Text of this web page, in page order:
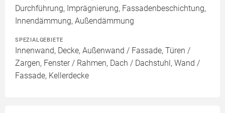
Durchführung, Imprägnierung, Fassadenbeschichtung,
Innendämmung, Außendämmung
SPEZIALGEBIETE
Innenwand, Decke, Außenwand / Fassade, Türen /
Zargen, Fenster / Rahmen, Dach / Dachstuhl, Wand /
Fassade, Kellerdecke